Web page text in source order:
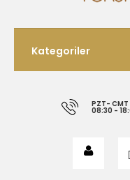
Kategoriler
PZT- CMT
08:30 -